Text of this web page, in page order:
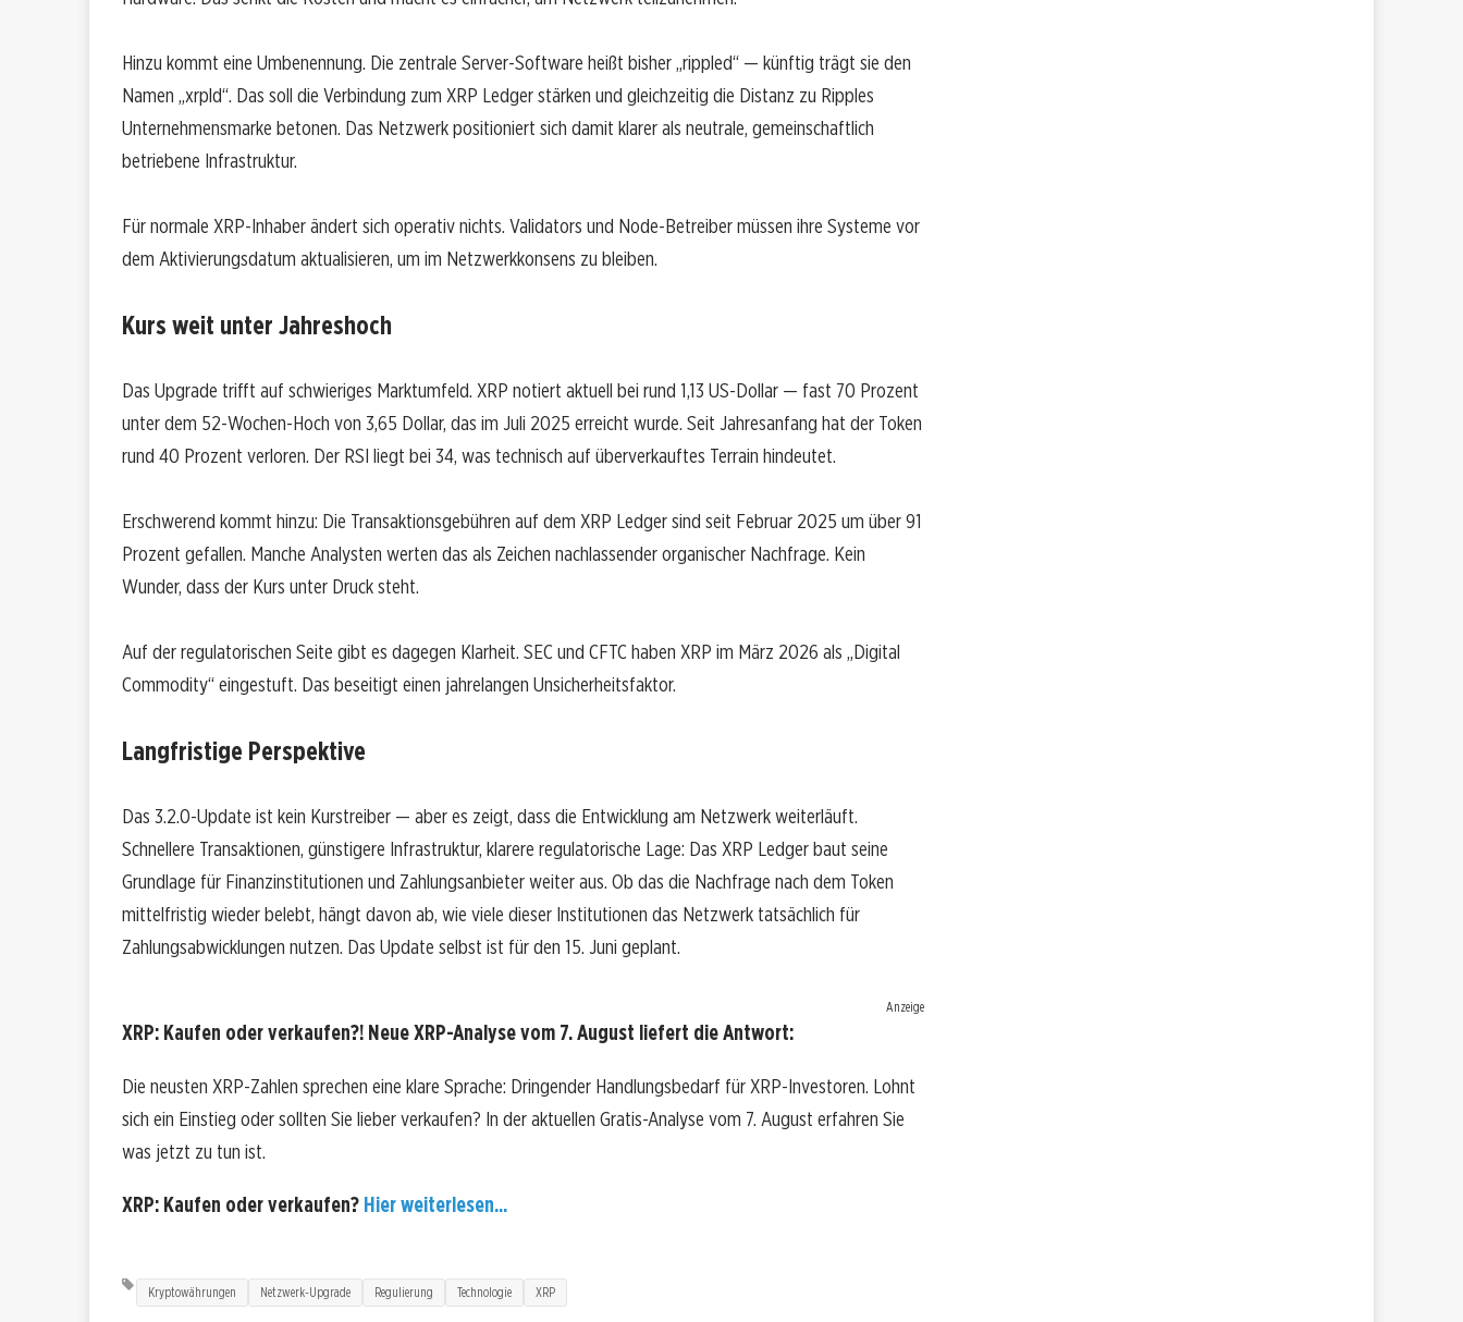
Hinzu kommt eine Umbenennung. Die zentrale Server-Software heißt bisher „rippled“ — künftig trägt sie den
Namen „xrpld“. Das soll die Verbindung zum XRP Ledger stärken und gleichzeitig die Distanz zu Ripples
Unternehmensmarke betonen. Das Netzwerk positioniert sich damit klarer als neutrale, gemeinschaftlich
betriebene Infrastruktur.
Für normale XRP-Inhaber ändert sich operativ nichts. Validators und Node-Betreiber müssen ihre Systeme vor
dem Aktivierungsdatum aktualisieren, um im Netzwerkkonsens zu bleiben.
Kurs weit unter Jahreshoch
Das Upgrade trifft auf schwieriges Marktumfeld. XRP notiert aktuell bei rund 1,13 US-Dollar — fast 70 Prozent
unter dem 52-Wochen-Hoch von 3,65 Dollar, das im Juli 2025 erreicht wurde. Seit Jahresanfang hat der Token
rund 40 Prozent verloren. Der RSI liegt bei 34, was technisch auf überverkauftes Terrain hindeutet.
Erschwerend kommt hinzu: Die Transaktionsgebühren auf dem XRP Ledger sind seit Februar 2025 um über 91
Prozent gefallen. Manche Analysten werten das als Zeichen nachlassender organischer Nachfrage. Kein
Wunder, dass der Kurs unter Druck steht.
Auf der regulatorischen Seite gibt es dagegen Klarheit. SEC und CFTC haben XRP im März 2026 als „Digital
Commodity“ eingestuft. Das beseitigt einen jahrelangen Unsicherheitsfaktor.
Langfristige Perspektive
Das 3.2.0-Update ist kein Kurstreiber — aber es zeigt, dass die Entwicklung am Netzwerk weiterläuft.
Schnellere Transaktionen, günstigere Infrastruktur, klarere regulatorische Lage: Das XRP Ledger baut seine
Grundlage für Finanzinstitutionen und Zahlungsanbieter weiter aus. Ob das die Nachfrage nach dem Token
mittelfristig wieder belebt, hängt davon ab, wie viele dieser Institutionen das Netzwerk tatsächlich für
Zahlungsabwicklungen nutzen. Das Update selbst ist für den 15. Juni geplant.
Anzeige
XRP: Kaufen oder verkaufen?! Neue XRP-Analyse vom 7. August liefert die Antwort:
Die neusten XRP-Zahlen sprechen eine klare Sprache: Dringender Handlungsbedarf für XRP-Investoren. Lohnt
sich ein Einstieg oder sollten Sie lieber verkaufen? In der aktuellen Gratis-Analyse vom 7. August erfahren Sie
was jetzt zu tun ist.
XRP: Kaufen oder verkaufen? Hier weiterlesen...
Kryptowährungen Netzwerk-Upgrade Regulierung Technologie XRP